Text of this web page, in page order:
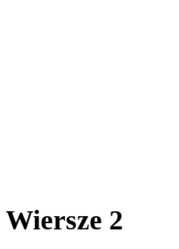
Wiersze 2